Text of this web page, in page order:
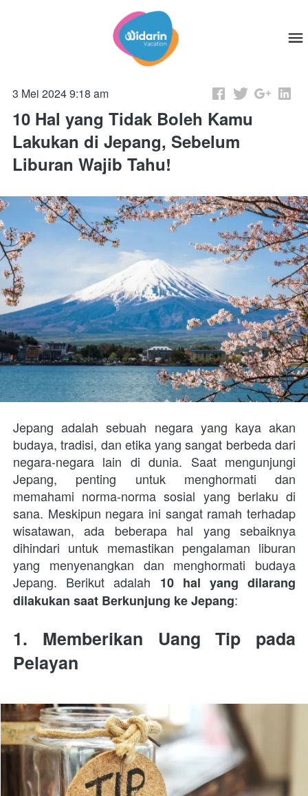
3 Mei 2024 9:18 am
10 Hal yang Tidak Boleh Kamu
Lakukan di Jepang, Sebelum
Liburan Wajib Tahu!
Jepang adalah sebuah negara yang kaya akan
budaya, tradisi, dan etika yang sangat berbeda dari
negara-negara lain di dunia. Saat mengunjungi
Jepang, penting untuk menghormati dan
memahami norma-norma sosial yang berlaku di
sana. Meskipun negara ini sangat ramah terhadap
wisatawan, ada beberapa hal yang sebaiknya
dihindari untuk memastikan pengalaman liburan
yang menyenangkan dan menghormati budaya
Jepang. Berikut adalah 10 hal yang dilarang
dilakukan saat Berkunjung ke Jepang:
1. Memberikan Uang Tip pada
Pelayan